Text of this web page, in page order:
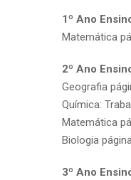
1º Ano
Matemática
2º Ano
Geografia
Química:
Matemática
Biologia
3º Ano